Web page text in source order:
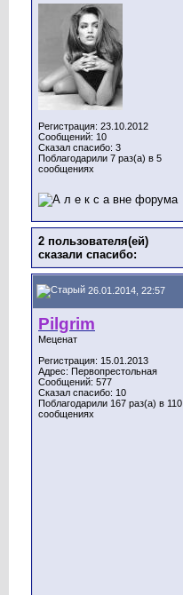
Регистрация: 23.10.2012
Сообщений: 10
Сказал спасибо: 3
Поблагодарили 7 раз(а) в 5
сообщениях
2 пользователя(ей)
сказали cпасибо:
26.01.2014, 22:57
Pilgrim
Меценат
Регистрация: 15.01.2013
Адрес: Первопрестольная
Сообщений: 577
Сказал спасибо: 10
Поблагодарили 167 раз(а) в 110
сообщениях